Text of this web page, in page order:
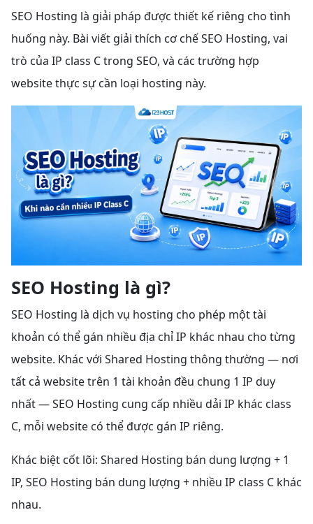
SEO Hosting là giải pháp được thiết kế riêng cho tình
huống này. Bài viết giải thích cơ chế SEO Hosting, vai
trò của IP class C trong SEO, và các trường hợp
website thực sự cần loại hosting này.
SEO Hosting là gì?
SEO Hosting là dịch vụ hosting cho phép một tài
khoản có thể gán nhiều địa chỉ IP khác nhau cho từng
website. Khác với Shared Hosting thông thường — nơi
tất cả website trên 1 tài khoản đều chung 1 IP duy
nhất — SEO Hosting cung cấp nhiều dải IP khác class
C, mỗi website có thể được gán IP riêng.
Khác biệt cốt lõi: Shared Hosting bán dung lượng + 1
IP, SEO Hosting bán dung lượng + nhiều IP class C khác
nhau.